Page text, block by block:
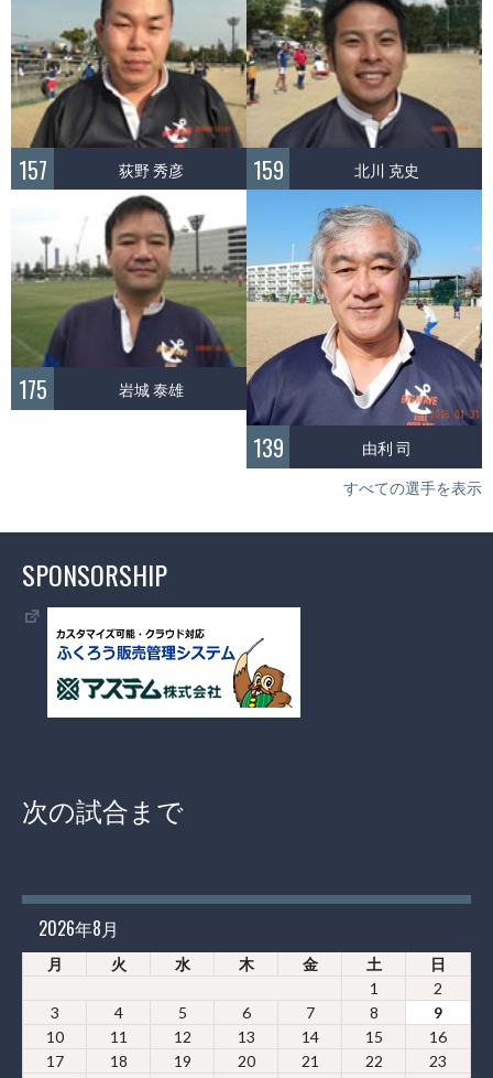
157 荻野 秀彦 159 北川 克史
175 岩城 泰雄
139 由利 司
すべての選手を表示
SPONSORSHIP
次の試合まで
2026年8月
月 火 水 木 金 土
日
1
2
3
4 5 6 7 8
9
10
11 12 13 14 15
16
17
18 19 20 21 22
23